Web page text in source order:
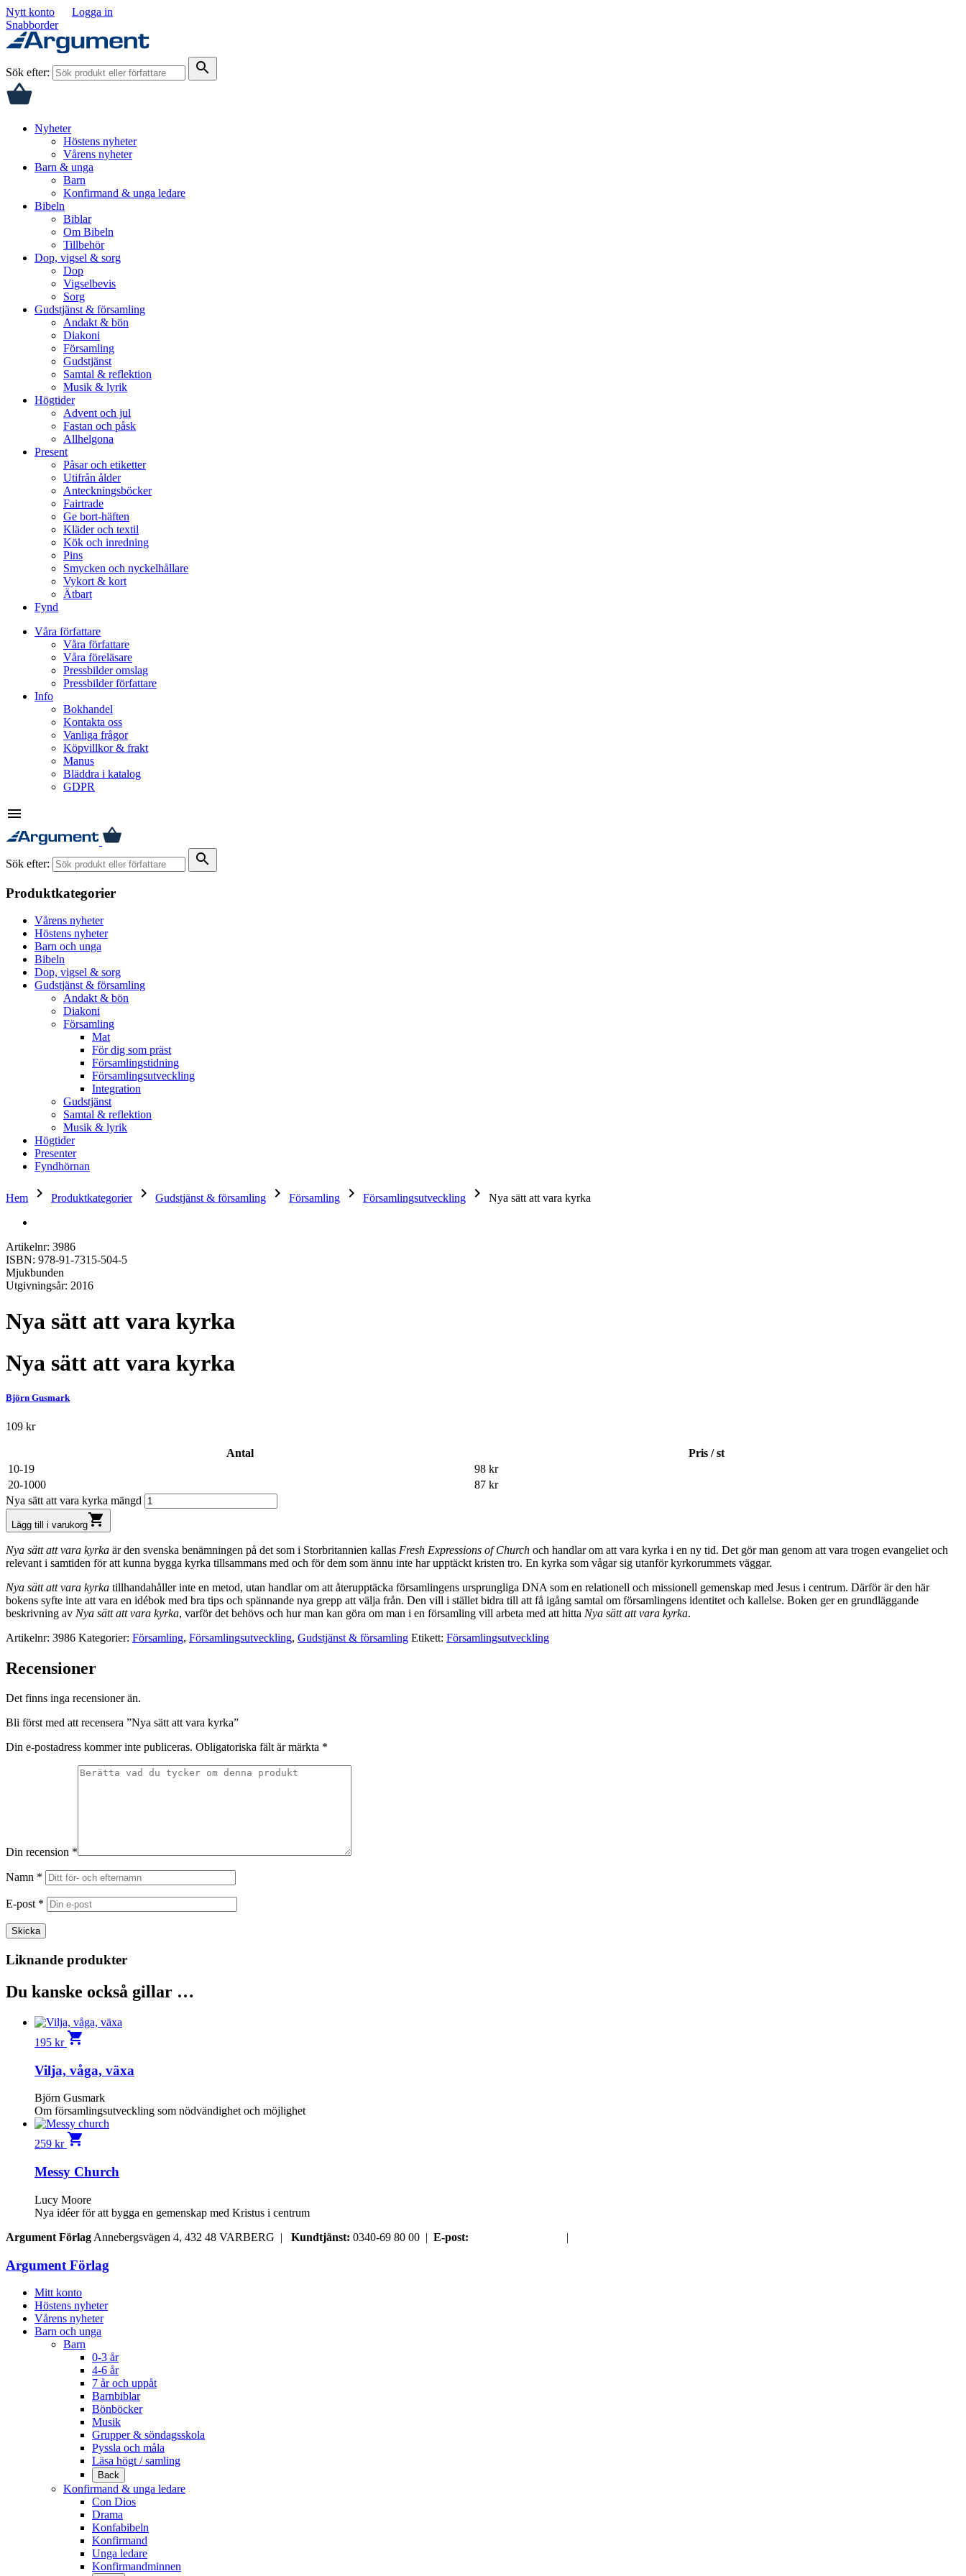
Nytt konto
Logga in
Snabborder
Sök efter: search
Nyheter
Höstens nyheter
Vårens nyheter
Barn & unga
Barn
Konfirmand & unga ledare
Bibeln
Biblar
Om Bibeln
Tillbehör
Dop, vigsel & sorg
Dop
Vigselbevis
Sorg
Gudstjänst & församling
Andakt & bön
Diakoni
Församling
Gudstjänst
Samtal & reflektion
Musik & lyrik
Högtider
Advent och jul
Fastan och påsk
Allhelgona
Present
Påsar och etiketter
Utifrån ålder
Anteckningsböcker
Fairtrade
Ge bort-häften
Kläder och textil
Kök och inredning
Pins
Smycken och nyckelhållare
Vykort & kort
Ätbart
Fynd
Våra författare
Våra författare
Våra föreläsare
Pressbilder omslag
Pressbilder författare
Info
Bokhandel
Kontakta oss
Vanliga frågor
Köpvillkor & frakt
Manus
Bläddra i katalog
GDPR
menu
Sök efter: search
Produktkategorier
Vårens nyheter
Höstens nyheter
Barn och unga
Bibeln
Dop, vigsel & sorg
Gudstjänst & församling
Andakt & bön
Diakoni
Församling
Mat
För dig som präst
Församlingstidning
Församlingsutveckling
Integration
Gudstjänst
Samtal & reflektion
Musik & lyrik
Högtider
Presenter
Fyndhörnan
Hem keyboard_arrow_right Produktkategorier keyboard_arrow_right Gudstjänst & församling keyboard_arrow_right Församling keyboard_arrow_right Församlingsutveckling keyboard_arrow_right Nya sätt att vara kyrka
Artikelnr: 3986
ISBN: 978-91-7315-504-5
Mjukbunden
Utgivningsår: 2016
Nya sätt att vara kyrka
Nya sätt att vara kyrka
Björn Gusmark
109 kr
Antal
Pris / st
10-19
98 kr
20-1000
87 kr
Nya sätt att vara kyrka mängd
Lägg till i varukorgshopping_cart
Nya sätt att vara kyrka är den svenska benämningen på det som i Storbritannien kallas Fresh Expressions of Church och handlar om att vara kyrka i en ny tid. Det gör man genom att vara trogen evangeliet och
relevant i samtiden för att kunna bygga kyrka tillsammans med och för dem som ännu inte har upptäckt kristen tro. En kyrka som vågar sig utanför kyrkorummets väggar.
Nya sätt att vara kyrka tillhandahåller inte en metod, utan handlar om att återupptäcka församlingens ursprungliga DNA som en relationell och missionell gemenskap med Jesus i centrum. Därför är den här
bokens syfte inte att vara en idébok med bra tips och spännande nya grepp att välja från. Den vill i stället bidra till att få igång samtal om församlingens identitet och kallelse. Boken ger en grundläggande
beskrivning av Nya sätt att vara kyrka, varför det behövs och hur man kan göra om man i en församling vill arbeta med att hitta Nya sätt att vara kyrka.
Artikelnr: 3986 Kategorier: Församling, Församlingsutveckling, Gudstjänst & församling Etikett: Församlingsutveckling
Recensioner
Det finns inga recensioner än.
Bli först med att recensera ”Nya sätt att vara kyrka”
Din e-postadress kommer inte publiceras. Obligatoriska fält är märkta *
Din recension *
Namn *
E-post *
Liknande produkter
Du kanske också gillar …
195 kr shopping_cart
Vilja, våga, växa
Björn Gusmark
Om församlingsutveckling som nödvändighet och möjlighet
259 kr shopping_cart
Messy Church
Lucy Moore
Nya idéer för att bygga en gemenskap med Kristus i centrum
Argument Förlag Annebergsvägen 4, 432 48 VARBERG | Kundtjänst: 0340-69 80 00 | E-post: |
Argument Förlag
Mitt konto
Höstens nyheter
Vårens nyheter
Barn och unga
Barn
0-3 år
4-6 år
7 år och uppåt
Barnbiblar
Bönböcker
Musik
Grupper & söndagsskola
Pyssla och måla
Läsa högt / samling
Back
Konfirmand & unga ledare
Con Dios
Drama
Konfabibeln
Konfirmand
Unga ledare
Konfirmandminnen